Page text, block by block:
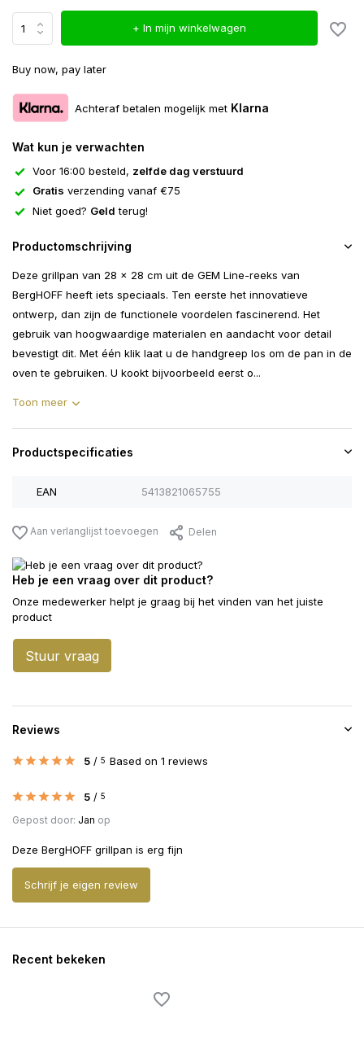
+ In mijn winkelwagen
Buy now, pay later
Achteraf betalen mogelijk met Klarna
Wat kun je verwachten
Voor 16:00 besteld, zelfde dag verstuurd
Gratis verzending vanaf €75
Niet goed? Geld terug!
Productomschrijving
Deze grillpan van 28 x 28 cm uit de GEM Line-reeks van
BergHOFF heeft iets speciaals. Ten eerste het innovatieve
ontwerp, dan zijn de functionele voordelen fascinerend. Het
gebruik van hoogwaardige materialen en aandacht voor detail
bevestigt dit. Met één klik laat u de handgreep los om de pan in de
oven te gebruiken. U kookt bijvoorbeeld eerst o...
Toon meer
Productspecificaties
EAN 5413821065755
Aan verlanglijst toevoegen Delen
Heb je een vraag over dit product?
Onze medewerker helpt je graag bij het vinden van het juiste
product
Stuur vraag
Reviews
5 / 5 Based on 1 reviews
5 / 5
Gepost door: Jan op
Deze BergHOFF grillpan is erg fijn
Schrijf je eigen review
Recent bekeken